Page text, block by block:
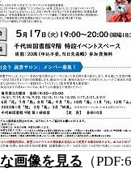
画像を見る （